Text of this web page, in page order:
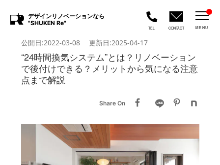
デザインリノベーションなら
"SHUKEN Re"
TEL CONTACT MENU
公開日:2022-03-08 更新日:2025-04-17
“24時間換気システム”とは？リノベーション
で後付けできる？メリットから気になる注意
点まで解説
Share On